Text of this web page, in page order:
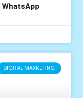
WhatsApp
DIGITAL MARKETING